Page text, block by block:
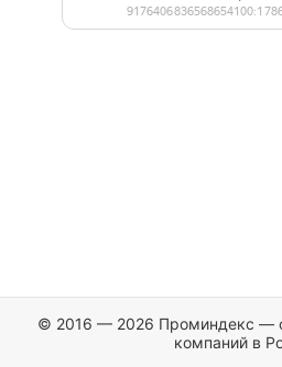
© 2016 — 2026 Проминдекс —
компаний в